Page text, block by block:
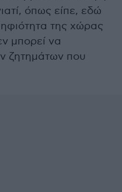
όπως είπε, εδώ
της χώρας
μπορεί να
ζητημάτων που